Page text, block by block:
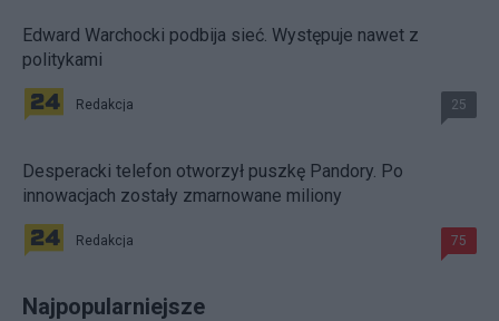
Edward Warchocki podbija sieć. Występuje nawet z
politykami
Redakcja 25
Desperacki telefon otworzył puszkę Pandory. Po
innowacjach zostały zmarnowane miliony
Redakcja 75
Najpopularniejsze